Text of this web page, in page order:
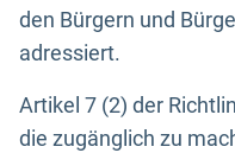
den Bürgern und
adressiert.
Artikel 7 (2) der
die zugänglich zu